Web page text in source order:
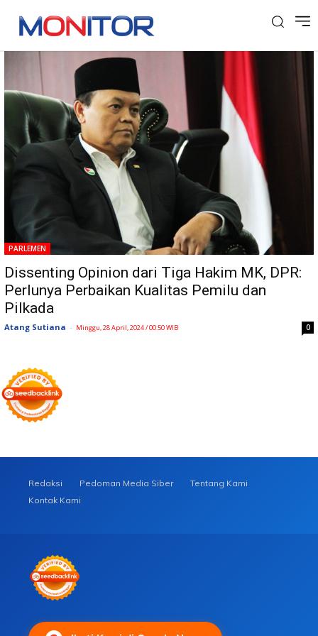
Tag: Dissenting Opinion
PARLEMEN
Dissenting Opinion dari Tiga Hakim MK, DPR:
Perlunya Perbaikan Kualitas Pemilu dan
Pilkada
Atang Sutiana - Minggu, 28 April, 2024 / 00:50 WIB 0
Redaksi Pedoman Media Siber
Tentang Kami
Kontak Kami